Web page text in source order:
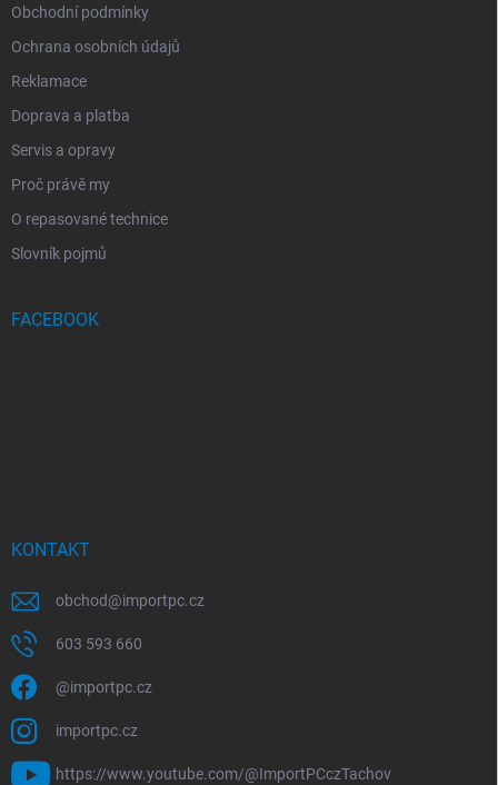
Obchodní podmínky
Ochrana osobních údajů
Reklamace
Doprava a platba
Servis a opravy
Proč právě my
O repasované technice
Slovník pojmů
FACEBOOK
KONTAKT
obchod@importpc.cz
603 593 660
@importpc.cz
importpc.cz
https://www.youtube.com/@ImportPCczTachov